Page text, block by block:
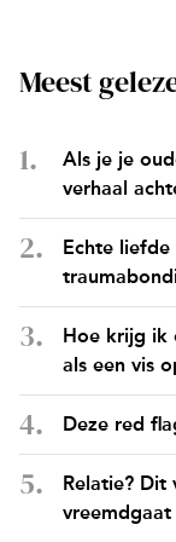
Meest
Als je je
verhaal
Echte
Hoe krijg ik
als een vis
Deze red
Relatie?
vreemdgaat